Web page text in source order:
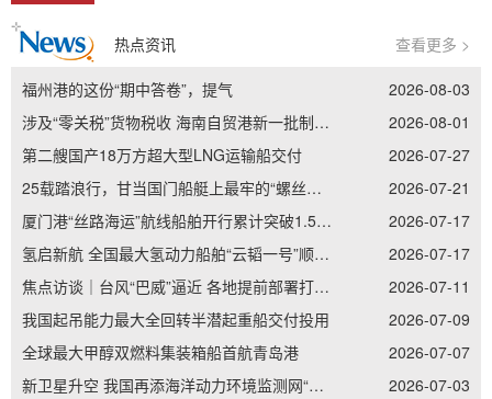
热点资讯 查看更多 >
福州港的这份“期中答卷”，提气
2026-08-03
涉及“零关税”货物税收 海南自贸港新一批制度集成创新案例发布
2026-08-01
第二艘国产18万方超大型LNG运输船交付
2026-07-27
25载踏浪行，甘当国门船艇上最牢的“螺丝钉”——记南通边检老兵李加立的“硬核”坚守
2026-07-21
厦门港“丝路海运”航线船舶开行累计突破1.5万艘次
2026-07-17
氢启新航 全国最大氢动力船舶“云韬一号”顺利吉水
2026-07-17
焦点访谈｜台风“巴威”逼近 各地提前部署打好防御主动仗
2026-07-11
我国起吊能力最大全回转半潜起重船交付投用
2026-07-09
全球最大甲醇双燃料集装箱船首航青岛港
2026-07-07
新卫星升空 我国再添海洋动力环境监测网“天眼”
2026-07-03